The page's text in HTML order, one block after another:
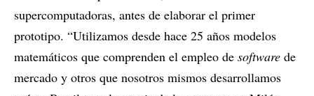
supercomputadoras, antes de elaborar el primer
prototipo. “Utilizamos desde hace 25 años modelos
matemáticos que comprenden el empleo de software de
mercado y otros que nosotros mismos desarrollamos